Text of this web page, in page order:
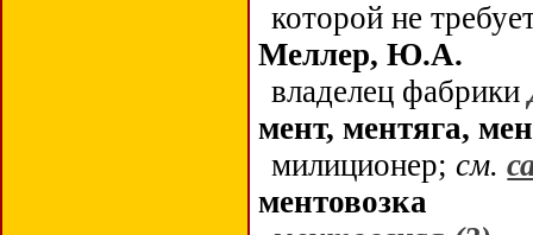
которой не
Меллер, Ю.А.
владелец фабрики
мент, ментяга,
милиционер;см.
ментовозка